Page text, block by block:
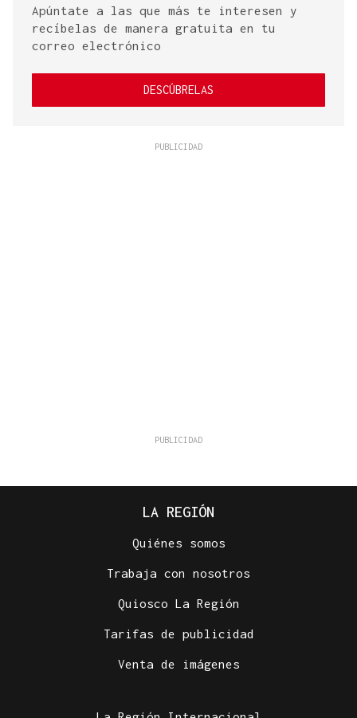
Apúntate a las que más te interesen y
recíbelas de manera gratuita en tu
correo electrónico
DESCÚBRELAS
LA REGIÓN
Quiénes somos
Trabaja con nosotros
Quiosco La Región
Tarifas de publicidad
Venta de imágenes